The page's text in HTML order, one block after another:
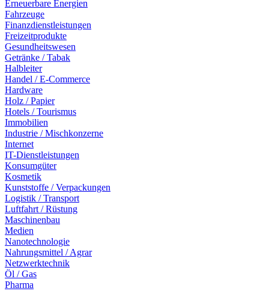
Erneuerbare Energien
Fahrzeuge
Finanzdienstleistungen
Freizeitprodukte
Gesundheitswesen
Getränke / Tabak
Halbleiter
Handel / E-Commerce
Hardware
Holz / Papier
Hotels / Tourismus
Immobilien
Industrie / Mischkonzerne
Internet
IT-Dienstleistungen
Konsumgüter
Kosmetik
Kunststoffe / Verpackungen
Logistik / Transport
Luftfahrt / Rüstung
Maschinenbau
Medien
Nanotechnologie
Nahrungsmittel / Agrar
Netzwerktechnik
Öl / Gas
Pharma